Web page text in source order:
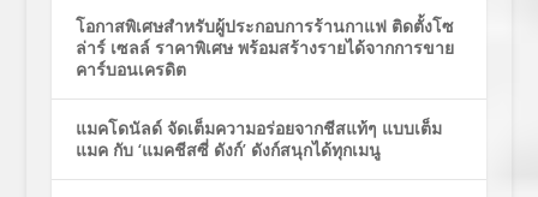
โอกาสพิเศษสำหรับผู้ประกอบการร้านกาแฟ ติดตั้งโซ
ล่าร์ เซลล์ ราคาพิเศษ พร้อมสร้างรายได้จากการขาย
คาร์บอนเครดิต
แมคโดนัลด์ จัดเต็มความอร่อยจากชีสแท้ๆ แบบเต็ม
แมค กับ ‘แมคชีสซี่ ดังก์’ ดังก์สนุกได้ทุกเมนู